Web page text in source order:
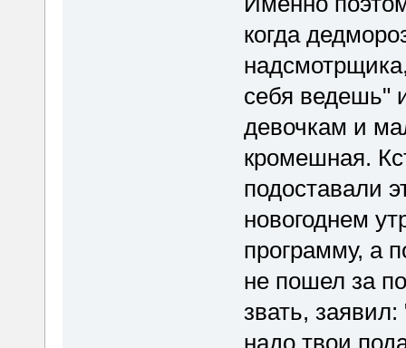
когда
себя ведешь"
девочкам и
кромешная.
подоставали
новогоднем
программу, а
не пошел за
звать,
надо твои